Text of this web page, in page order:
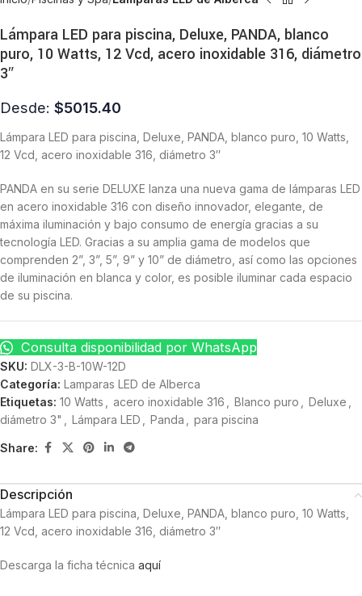
Lámpara LED para piscina, Deluxe, PANDA, blanco
puro, 10 Watts, 12 Vcd, acero inoxidable 316, diámetro
3″
Desde: $5015.40
Lámpara LED para piscina, Deluxe, PANDA, blanco puro, 10 Watts,
12 Vcd, acero inoxidable 316, diámetro 3″
PANDA en su serie DELUXE lanza una nueva gama de lámparas LED
en acero inoxidable 316 con diseño innovador, elegante, de
máxima iluminación y bajo consumo de energía gracias a su
tecnología LED. Gracias a su amplia gama de modelos que
comprenden 2”, 3”, 5”, 9” y 10” de diámetro, así como las opciones
de iluminación en blanca y color, es posible iluminar cada espacio
de su piscina.
Consulta disponibilidad por WhatsApp
SKU: DLX-3-B-10W-12D
Categoría: Lamparas LED de Alberca
Etiquetas: 10 Watts acero inoxidable 316 Blanco puro Deluxe
diámetro 3"
Lámpara LED Panda para piscina
Share:
Descripción
Lámpara LED para piscina, Deluxe, PANDA, blanco puro, 10 Watts,
12 Vcd, acero inoxidable 316, diámetro 3″
Descarga la ficha técnica aquí